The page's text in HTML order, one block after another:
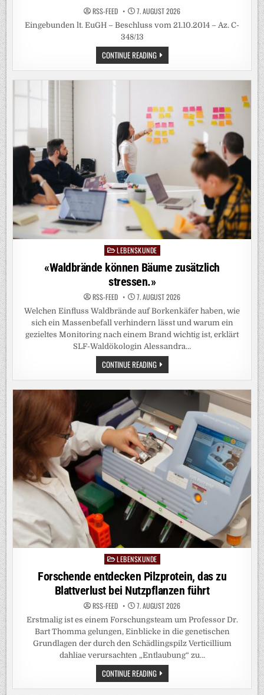
RSS-FEED 7. AUGUST 2026
Eingebunden lt. EuGH – Beschluss vom 21.10.2014 – Az. C-
348/13
CONTINUE READINGHITZE
BEEINFLUSST
FRUCHTBARKEIT
Posted
in
LEBENSKUNDE
«Waldbrände können Bäume zusätzlich
stressen.»
RSS-FEED 7. AUGUST 2026
Welchen Einfluss Waldbrände auf Borkenkäfer haben, wie
sich ein Massenbefall verhindern lässt und warum ein
gezieltes Monitoring nach einem Brand wichtig ist, erklärt
SLF-Waldökologin Alessandra…
CONTINUE READING«WALDBRÄNDE
KÖNNEN
BÄUME
ZUSÄTZLICH
STRESSEN.»
Posted
in
LEBENSKUNDE
Forschende entdecken Pilzprotein, das zu
Blattverlust bei Nutzpflanzen führt
RSS-FEED 7. AUGUST 2026
Erstmalig ist es einem Forschungsteam um Professor Dr.
Bart Thomma gelungen, Einblicke in die genetischen
Grundlagen der durch den Schädlingspilz Verticillium
dahliae verursachten „Entlaubung“ zu…
CONTINUE READINGFORSCHENDE
ENTDECKEN
PILZPROTEIN,